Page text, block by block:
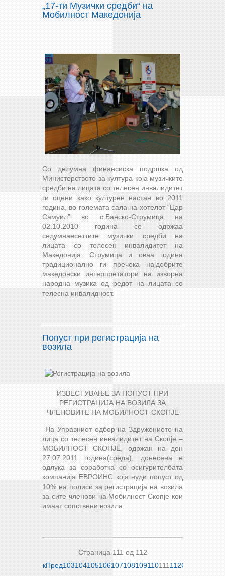
„17-ти Музички средби“ на
Мобилност Македонија
Со делумна финансиска подршка од
Министерството за култура која музичките
средби на лицата со телесен инвалидитет
ги оцени како културен настан во 2011
година, во големата сала на хотелот “Цар
Самуил” во с.Банско-Струмица на
02.10.2010 година се одржаа
седумнаесеттите музички средби на
лицата со телесен инвалидитет на
Македонија. Струмица и оваа година
традиционално ги пречека најдобрите
македонски интерпретатори на изворна
народна музика од редот на лицата со
телесна инвалидност.
Попуст при регистрација на
возила
ИЗВЕСТУВАЊЕ ЗА ПОПУСТ ПРИ
РЕГИСТРАЦИЈА НА ВОЗИЛА ЗА
ЧЛЕНОВИТЕ НА МОБИЛНОСТ-СКОПЈЕ
На Управниот одбор на Здружението на
лица со телесен инвалидитет на Скопје –
МОБИЛНОСТ СКОПЈЕ, одржан на ден
27.07.2011 година(среда), донесена е
одлука за соработка со осигурителбата
компанија ЕВРОИНС која нуди попуст од
10% на полиси за регистрација на возила
за сите членови на Мобилност Скопје кои
имаат сопствени возила.
Страница 111 од 112
ПочетокПред103104105106107108109110111 112Следно